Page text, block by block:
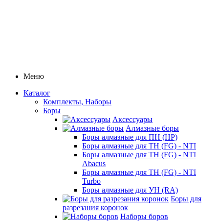
Меню
Каталог
Комплекты, Наборы
Боры
Аксессуары
Алмазные боры
Боры алмазные для ПН (HP)
Боры алмазные для ТН (FG) - NTI
Боры алмазные для ТН (FG) - NTI
Abacus
Боры алмазные для ТН (FG) - NTI
Turbo
Боры алмазные для УН (RA)
Боры для
разрезания коронок
Наборы боров